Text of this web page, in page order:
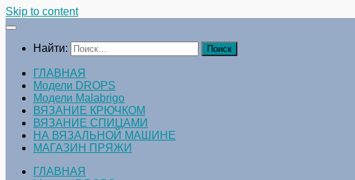
Skip to content
Найти:
ГЛАВНАЯ
Модели DROPS
Модели Malabrigo
ВЯЗАНИЕ КРЮЧКОМ
ВЯЗАНИЕ СПИЦАМИ
НА ВЯЗАЛЬНОЙ МАШИНЕ
МАГАЗИН ПРЯЖИ
ГЛАВНАЯ